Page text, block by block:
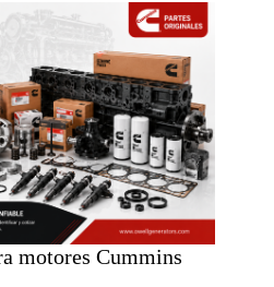
motores Cummins